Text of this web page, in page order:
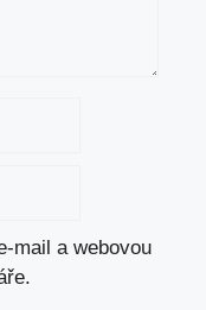
mail a webovou